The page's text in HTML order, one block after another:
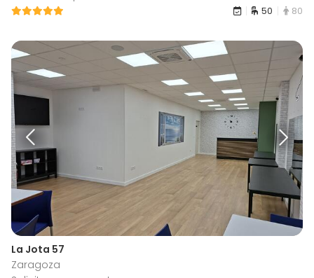
50 80
La Jota 57
Zaragoza